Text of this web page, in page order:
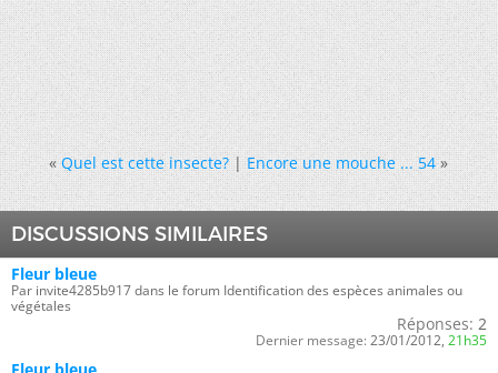
« Quel est cette insecte?|Encore une mouche ... 54 »
DISCUSSIONS SIMILAIRES
Fleur bleue
Par invite4285b917 dans le forum Identification des espèces animales ou
végétales
Réponses: 2
Dernier message: 23/01/2012, 21h35